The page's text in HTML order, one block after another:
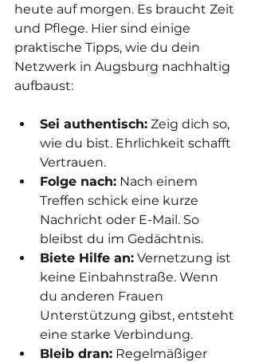
heute auf morgen. Es braucht Zeit
und Pflege. Hier sind einige
praktische Tipps, wie du dein
Netzwerk in Augsburg nachhaltig
aufbaust:
Sei authentisch: Zeig dich so,
wie du bist. Ehrlichkeit schafft
Vertrauen.
Folge nach: Nach einem
Treffen schick eine kurze
Nachricht oder E-Mail. So
bleibst du im Gedächtnis.
Biete Hilfe an: Vernetzung ist
keine Einbahnstraße. Wenn
du anderen Frauen
Unterstützung gibst, entsteht
eine starke Verbindung.
Bleib dran: Regelmäßiger